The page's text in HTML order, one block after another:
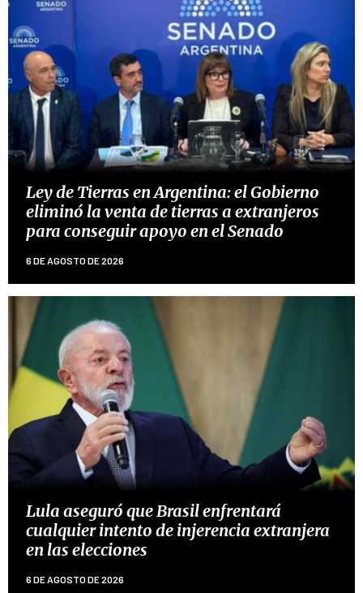
Ley de Tierras en Argentina: el Gobierno
eliminó la venta de tierras a extranjeros
para conseguir apoyo en el Senado
6 DE AGOSTO DE 2026
Lula aseguró que Brasil enfrentará
cualquier intento de injerencia extranjera
en las elecciones
6 DE AGOSTO DE 2026